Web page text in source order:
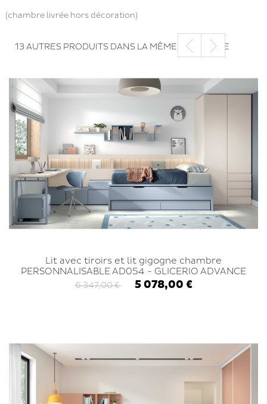
(chambre livrée hors décoration)
13 AUTRES PRODUITS DANS LA MÊME CATÉGORIE
Lit avec tiroirs et lit gigogne chambre
PERSONNALISABLE AD054 - GLICERIO ADVANCE
6 347,00 € 5 078,00 €